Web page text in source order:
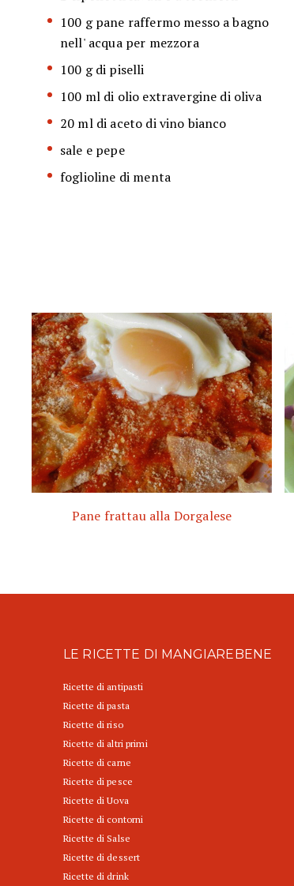
100 g pane raffermo messo a bagno
nell' acqua per mezzora
100 g di piselli
100 ml di olio extravergine di oliva
20 ml di aceto di vino bianco
sale e pepe
foglioline di menta
Pane frattau alla Dorgalese
LE RICETTE DI MANGIAREBENE
Ricette di antipasti
Ricette di pasta
Ricette di riso
Ricette di altri primi
Ricette di carne
Ricette di pesce
Ricette di Uova
Ricette di contorni
Ricette di Salse
Ricette di dessert
Ricette di drink